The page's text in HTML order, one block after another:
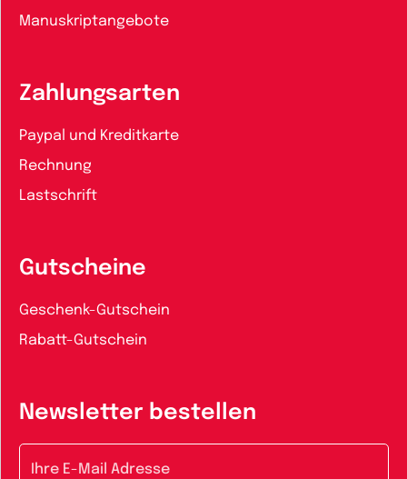
Manuskriptangebote
Zahlungsarten
Paypal und Kreditkarte
Rechnung
Lastschrift
Gutscheine
Geschenk-Gutschein
Rabatt-Gutschein
Newsletter bestellen